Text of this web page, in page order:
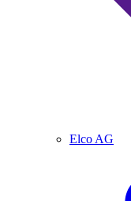
Elco AG